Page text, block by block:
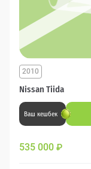
Nissan Tiida
2010
Ваш кешбек
535 000 ₽